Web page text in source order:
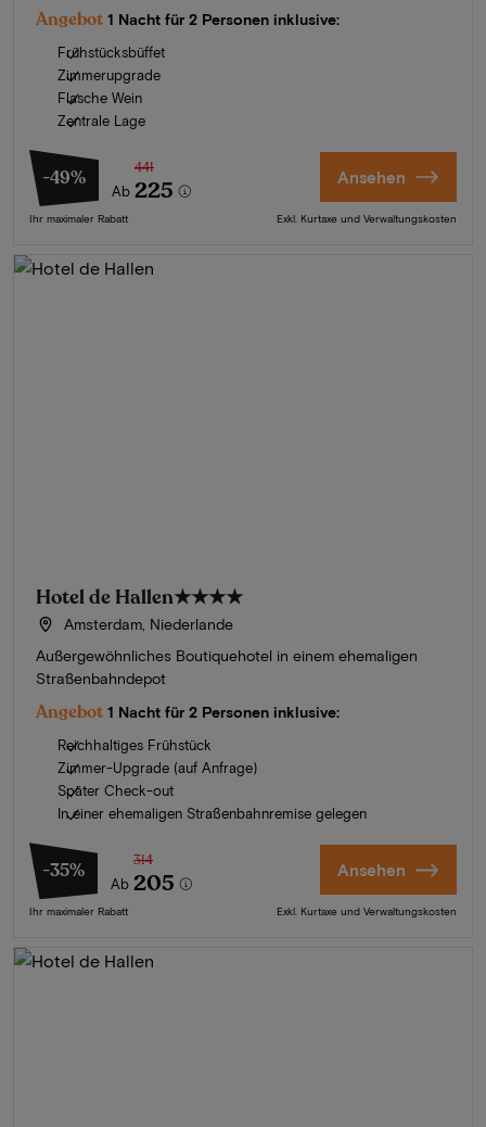
Angebot 1 Nacht für 2 Personen inklusive:
Frühstücksbüffet
Zimmerupgrade
Flasche Wein
Zentrale Lage
-49%
Ab
441
225
Ihr maximaler Rabatt
Ansehen
Exkl. Kurtaxe und Verwaltungskosten
Hotel de Hallen★★★★
Amsterdam, Niederlande
Außergewöhnliches Boutiquehotel in einem ehemaligen
Straßenbahndepot
Angebot 1 Nacht für 2 Personen inklusive:
Reichhaltiges Frühstück
Zimmer-Upgrade (auf Anfrage)
Später Check-out
In einer ehemaligen Straßenbahnremise gelegen
-35%
Ab
314
205
Ihr maximaler Rabatt
Ansehen
Exkl. Kurtaxe und Verwaltungskosten